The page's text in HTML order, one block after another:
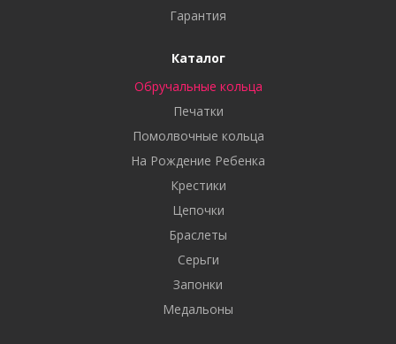
Гарантия
Каталог
Обручальные кольца
Печатки
Помолвочные кольца
На Рождение Ребенка
Крестики
Цепочки
Браслеты
Серьги
Запонки
Медальоны